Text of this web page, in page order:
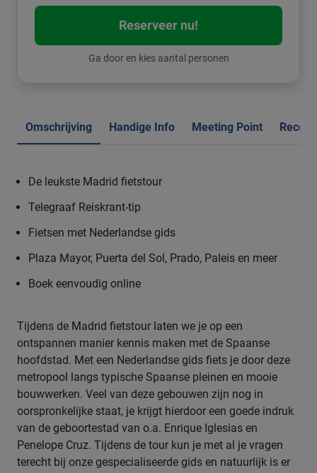
Reserveer nu!
Ga door en kies aantal personen
Omschrijving Handige Info Meeting Point
De leukste Madrid fietstour
Telegraaf Reiskrant-tip
Fietsen met Nederlandse gids
Plaza Mayor, Puerta del Sol, Prado, Paleis en meer
Boek eenvoudig online
Tijdens de Madrid fietstour laten we je op een
ontspannen manier kennis maken met de Spaanse
hoofdstad. Met een Nederlandse gids fiets je door deze
metropool langs typische Spaanse pleinen en mooie
bouwwerken. Veel van deze gebouwen zijn nog in
oorspronkelijke staat, je krijgt hierdoor een goede indruk
van de geboortestad van o.a. Enrique Iglesias en
Penelope Cruz. Tijdens de tour kun je met al je vragen
terecht bij onze gespecialiseerde gids en natuurlijk is er